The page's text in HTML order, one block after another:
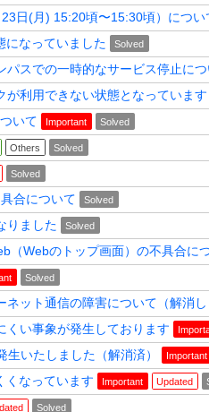
日(月) 15:20頃〜15:30頃）につい
になっていました Solved
スでの一時的なサービス停止に
が利用できない状態となっています
いて Important Solved
Others Solved
Solved
合について Solved
りました Solved
（Webのトップ画面）の不具合に
Solved
ット通信の障害について（解消し
くい事象が発生しております
いたしました（解消済） Important
くなっています Important Updated
Solved